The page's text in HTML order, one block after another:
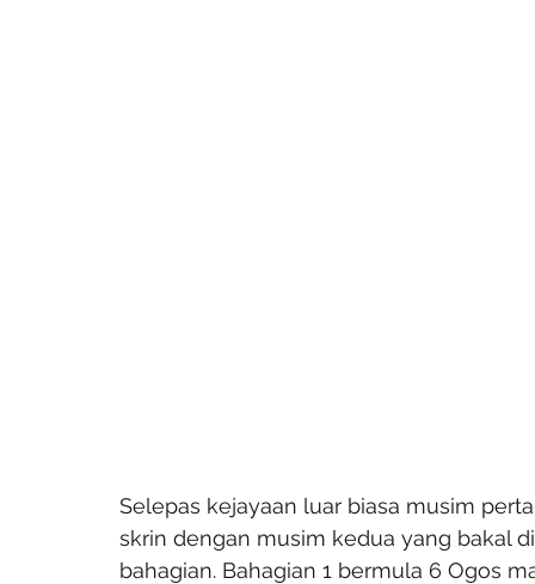
Selepas kejayaan luar biasa musim
skrin dengan musim kedua yang bakal
bahagian. Bahagian 1 bermula 6 Ogos